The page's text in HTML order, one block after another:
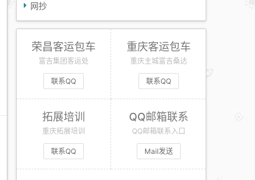
网抄
荣昌客运包车
富吉集团客运处
联系QQ
重庆客运包车
重庆主城富吉桑达
联系QQ
拓展培训
重庆拓展培训
联系QQ
QQ邮箱联系
QQ邮箱联系入口
Mail发送